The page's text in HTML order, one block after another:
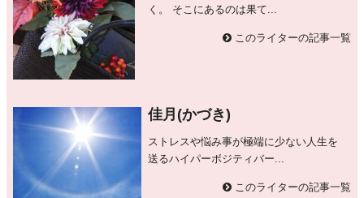
く。 そこにあるのは果て...
このライターの記事一覧
佳月(かづき)
ストレスや悩み事が極端に少ない人生を
送るハイパーボジティバー...
このライターの記事一覧